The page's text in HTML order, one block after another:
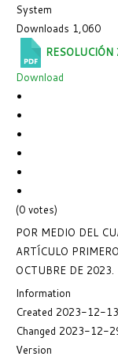
System
Downloads 1,060
Download
(0 votes)
POR MEDIO DEL
ARTÍCULO
OCTUBRE DE 2023.
Information
Created 2023-12-13
Changed 2023-12-
Version